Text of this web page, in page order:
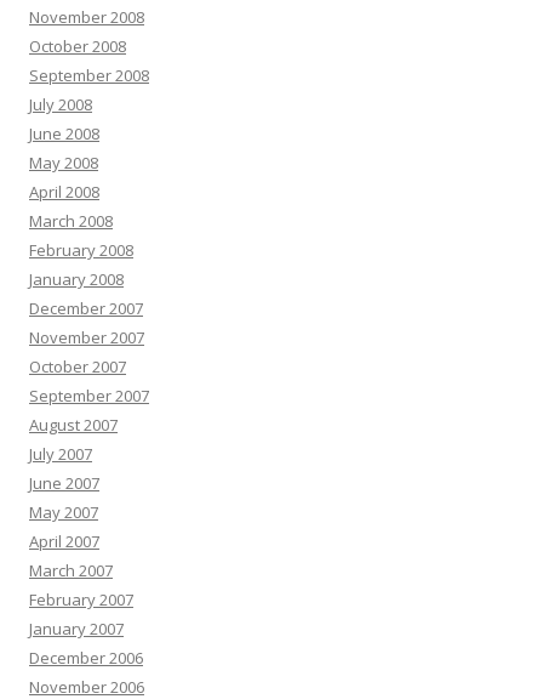
November 2008
October 2008
September 2008
July 2008
June 2008
May 2008
April 2008
March 2008
February 2008
January 2008
December 2007
November 2007
October 2007
September 2007
August 2007
July 2007
June 2007
May 2007
April 2007
March 2007
February 2007
January 2007
December 2006
November 2006